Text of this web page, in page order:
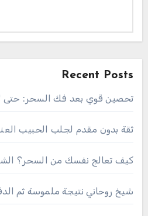
Recent Posts
تحصين قوي بعد فك السحر: حتى
ثقة بدون مقدم لجلب الحبيب
كيف تعالج نفسك من السحر؟
شيخ روحاني نتيجة ملموسة ثم